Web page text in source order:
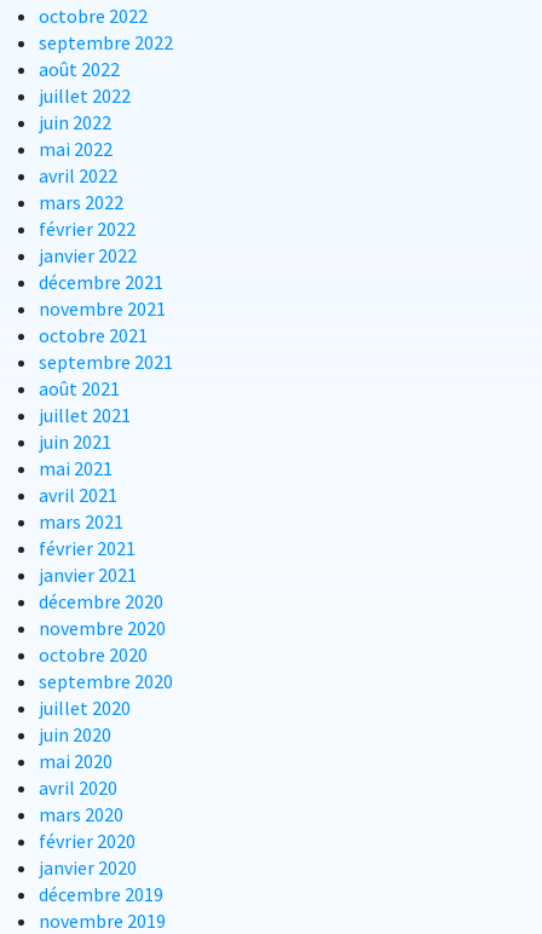
octobre 2022
septembre 2022
août 2022
juillet 2022
juin 2022
mai 2022
avril 2022
mars 2022
février 2022
janvier 2022
décembre 2021
novembre 2021
octobre 2021
septembre 2021
août 2021
juillet 2021
juin 2021
mai 2021
avril 2021
mars 2021
février 2021
janvier 2021
décembre 2020
novembre 2020
octobre 2020
septembre 2020
juillet 2020
juin 2020
mai 2020
avril 2020
mars 2020
février 2020
janvier 2020
décembre 2019
novembre 2019